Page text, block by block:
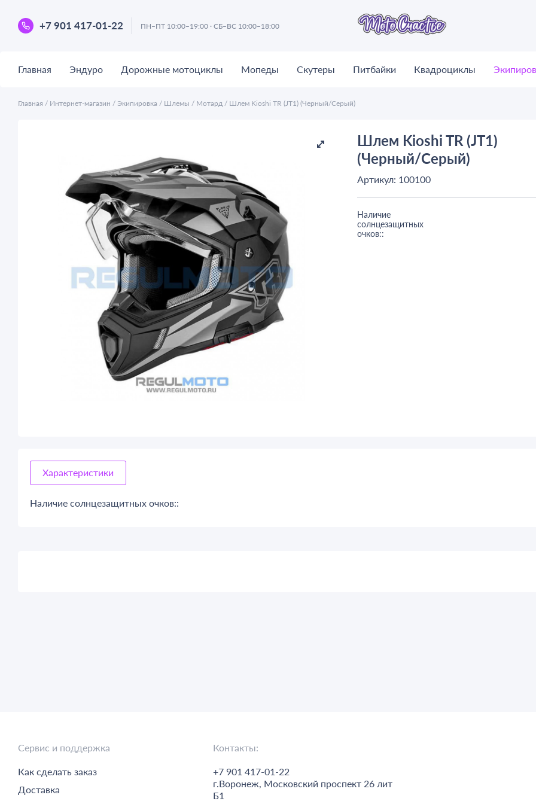
+7 901 417-01-22 ПН–ПТ 10:00–19:00 · СБ–ВС 10:00–18:00
Главная Эндуро Дорожные мотоциклы Мопеды Скутеры Питбайки Квадроциклы
Главная / Интернет-магазин / Экипировка / Шлемы / Мотард / Шлем Kioshi TR (JT1) (Черный/Серый)
Шлем Kioshi TR (JT1)
(Черный/Серый)
Артикул: 100100
Наличие
солнцезащитных
очков::
Характеристики
Наличие солнцезащитных очков::
Сервис и поддержка
Как сделать заказ
Доставка
Контакты:
+7 901 417-01-22
г.Воронеж, Московский проспект 26 лит
Б1